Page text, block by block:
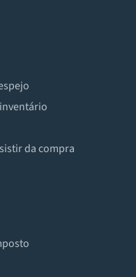
da compra